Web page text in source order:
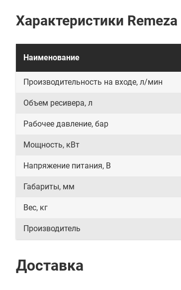
Характеристики
Наименование
Производительность на входе, л/мин
Объем ресивера, л
Рабочее давление, бар
Мощность, кВт
Напряжение питания, В
Габариты, мм
Вес, кг
Производитель
Доставка